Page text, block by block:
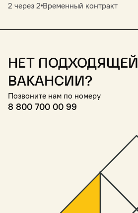
2 через 2 Временный контракт
Нет подходящей
вакансии?
Позвоните нам по номеру
8 800 700 00 99